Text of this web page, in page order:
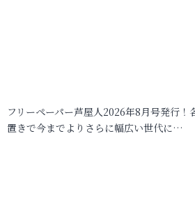
フリーペーパー芦屋人2026年8月号発行
置きで今までよりさらに幅広い世代に…